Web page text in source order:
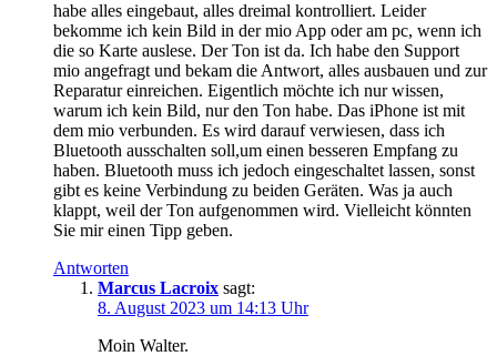
habe alles eingebaut, alles dreimal kontrolliert. Leider
bekomme ich kein Bild in der mio App oder am pc, wenn ich
die so Karte auslese. Der Ton ist da. Ich habe den Support
mio angefragt und bekam die Antwort, alles ausbauen und zur
Reparatur einreichen. Eigentlich möchte ich nur wissen,
warum ich kein Bild, nur den Ton habe. Das iPhone ist mit
dem mio verbunden. Es wird darauf verwiesen, dass ich
Bluetooth ausschalten soll,um einen besseren Empfang zu
haben. Bluetooth muss ich jedoch eingeschaltet lassen, sonst
gibt es keine Verbindung zu beiden Geräten. Was ja auch
klappt, weil der Ton aufgenommen wird. Vielleicht könnten
Sie mir einen Tipp geben.
Antworten
Marcus Lacroix sagt:
8. August 2023 um 14:13 Uhr
Moin Walter.